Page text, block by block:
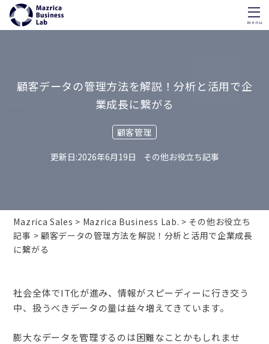
menu
顧客データの管理方法を解説！分析と活用で企
業成長に繋がる
顧客管理
2026年6月19日 その他お役立ち記事
Mazrica Sales Mazrica Business Lab.
その他お役立ち
記事
顧客データの管理方法を解説！分析と活用で企業成長
に繋がる
社会全体でIT化が進み、情報がスピーディーに行き交う
中、扱うべきデータの量は益々増えてきています。
膨大なデータを管理するのは困難なことかもしれませ